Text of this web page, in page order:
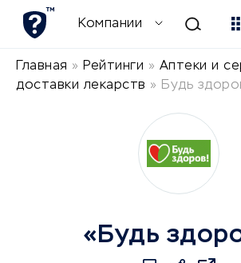
Компании
Главная » Рейтинги » Аптеки и
доставки лекарств » Будь
«Будь